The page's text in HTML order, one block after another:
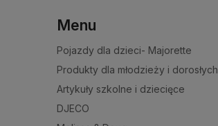
Menu
Pojazdy dla dzieci- Majorette
Produkty dla młodzieży i dorosłych
Artykuły szkolne i dziecięce
DJECO